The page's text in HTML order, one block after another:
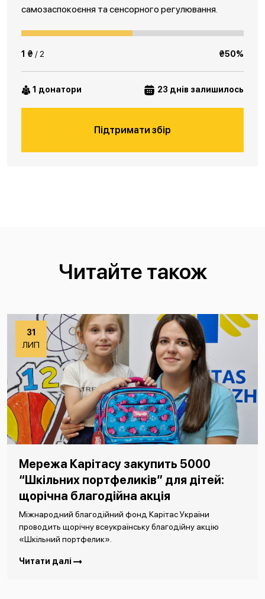
самозаспокоєння та сенсорного регулювання.
1 ₴ / 2 ₴50%
1 донатори 23 днів залишилось
Підтримати збір
Читайте також
31
ЛИП
Мережа Карітасу закупить 5000
“Шкільних портфеликів” для дітей:
щорічна благодійна акція
Міжнародний благодійний фонд Карітас України
проводить щорічну всеукраїнську благодійну акцію
«Шкільний портфелик».
Читати далі